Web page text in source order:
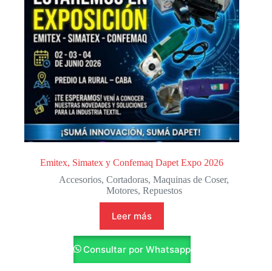
Emitex, Simatex y Confemaq Dapet Expo 2026
Accesorios,Cortadoras,Maquinas de Coser,
Motores, Repuestos
Leer más
Consultar por Whatsapp